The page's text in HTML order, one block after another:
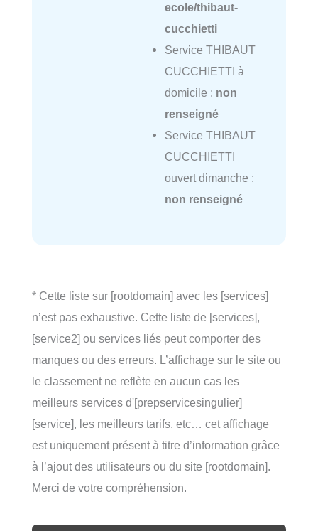
ecole/thibaut-
cucchietti
Service THIBAUT
CUCCHIETTI à
domicile : non
renseigné
Service THIBAUT
CUCCHIETTI
ouvert dimanche :
non renseigné
* Cette liste sur [rootdomain] avec les [services]
n’est pas exhaustive. Cette liste de [services],
[service2] ou services liés peut comporter des
manques ou des erreurs. L’affichage sur le site ou
le classement ne reflète en aucun cas les
meilleurs services d'[prepservicesingulier]
[service], les meilleurs tarifs, etc… cet affichage
est uniquement présent à titre d’information grâce
à l’ajout des utilisateurs ou du site [rootdomain].
Merci de votre compréhension.